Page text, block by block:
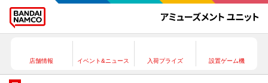
店舗情報 イベント&ニュース 入荷プライズ 設置ゲーム機